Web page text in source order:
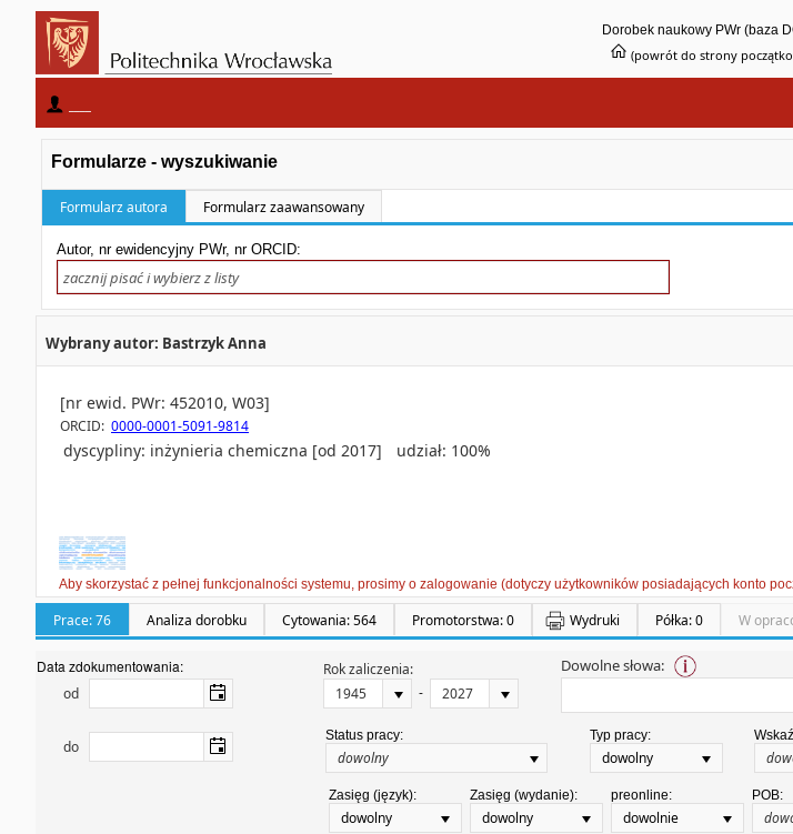
Dorobek naukowy PWr (baza
(powrót do strony
Formularze - wyszukiwanie
Formularz autora Formularz zaawansowany
Autor, nr ewidencyjny PWr, nr ORCID:
Wybrany autor: Bastrzyk Anna
[nr ewid. PWr: 452010, W03]
ORCID: 0000-0001-5091-9814
dyscypliny: inżynieria chemiczna [od 2017] udział: 100%
Aby skorzystać z pełnej funkcjonalności systemu, prosimy o zalogowanie (dotyczy użytkowników posiadających konto
Prace: 76 Analiza dorobku Cytowania: 564 Promotorstwa: 0 Wydruki Półka: 0 W
Data zdokumentowania:
od
Rok zaliczenia:
-
Dowolne słowa:
do
Status pracy: Typ pracy:
dowolny
Zasięg (język):
dowolny
Zasięg (wydanie):
dowolny
preonline:
dowolnie
POB: